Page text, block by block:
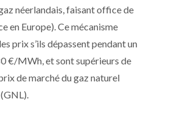
néerlandais, faisant office de
en Europe). Ce mécanisme
prix s’ils dépassent pendant un
€/MWh, et sont supérieurs de
de marché du gaz naturel